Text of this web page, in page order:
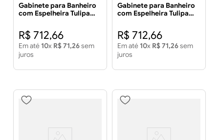
Gabinete para Banheiro
com Espelheira Tulipa
White - MGM MÓVEIS
R$ 712,66
Em até 10x R$71,26sem
juros
Gabinete para Banheiro
com Espelheira Tulipa
Branco - MGM MÓVEIS
R$ 712,66
Em até 10x R$71,26sem
juros